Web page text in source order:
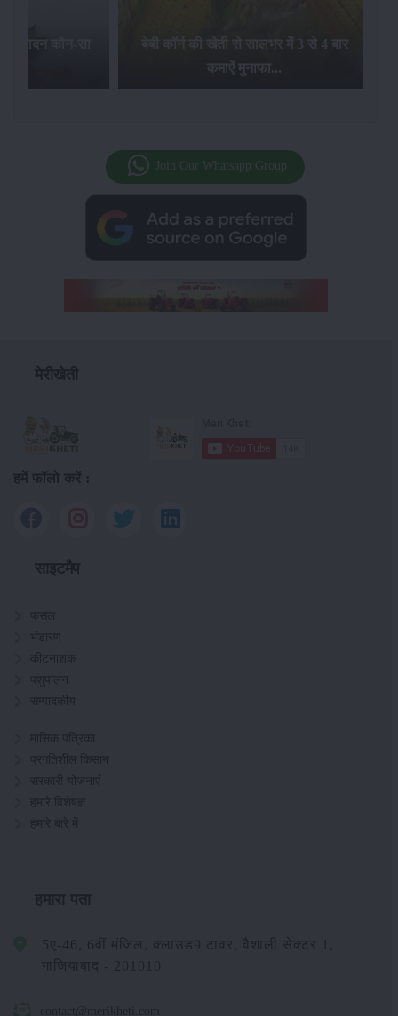
उत्पादन कौन-सा
बेबी कॉर्न की खेती से सालभर में 3 से 4 बार
कमाऐं मुनाफा...
Join Our Whatsapp Group